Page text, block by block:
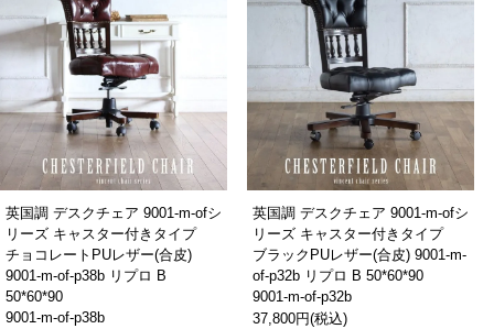
英国調 デスクチェア 9001-m-ofシ
リーズ キャスター付きタイプ
チョコレートPUレザー(合皮)
9001-m-of-p38b リプロ B
50*60*90
9001-m-of-p38b
英国調 デスクチェア 9001-m-ofシ
リーズ キャスター付きタイプ
ブラックPUレザー(合皮) 9001-m-
of-p32b リプロ B 50*60*90
9001-m-of-p32b
37,800円(税込)